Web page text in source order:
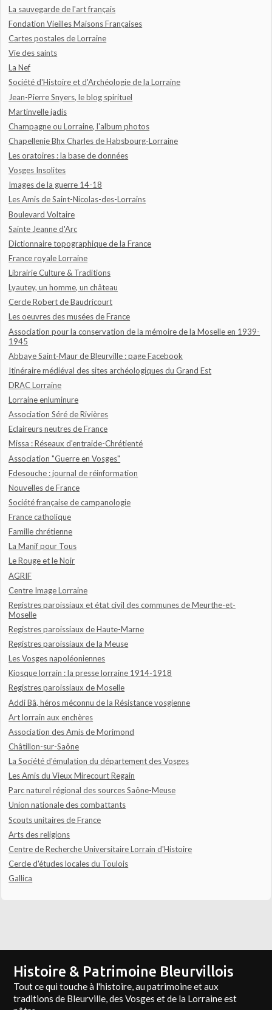
La sauvegarde de l'art français
Fondation Vieilles Maisons Françaises
Cartes postales de Lorraine
Vie des saints
La Nef
Société d'Histoire et d'Archéologie de la Lorraine
Jean-Pierre Snyers, le blog spirituel
Martinvelle jadis
Champagne ou Lorraine, l'album photos
Chapellenie Bhx Charles de Habsbourg-Lorraine
Les oratoires : la base de données
Vosges Insolites
Images de la guerre 14-18
Les Amis de Saint-Nicolas-des-Lorrains
Boulevard Voltaire
Sainte Jeanne d'Arc
Dictionnaire topographique de la France
France royale Lorraine
Librairie Culture & Traditions
Lyautey, un homme, un château
Cercle Robert de Baudricourt
Les oeuvres des musées de France
Association pour la conservation de la mémoire de la Moselle en 1939-
1945
Abbaye Saint-Maur de Bleurville : page Facebook
Itinéraire médiéval des sites archéologiques du Grand Est
DRAC Lorraine
Lorraine enluminure
Association Séré de Rivières
Eclaireurs neutres de France
Missa : Réseaux d'entraide-Chrétienté
Association "Guerre en Vosges"
Fdesouche : journal de réinformation
Nouvelles de France
Société française de campanologie
France catholique
Famille chrétienne
La Manif pour Tous
Le Rouge et le Noir
AGRIF
Centre Image Lorraine
Registres paroissiaux et état civil des communes de Meurthe-et-
Moselle
Registres paroissiaux de Haute-Marne
Registres paroissiaux de la Meuse
Les Vosges napoléoniennes
Kiosque lorrain : la presse lorraine 1914-1918
Registres paroissiaux de Moselle
Addi Bâ, héros méconnu de la Résistance vosgienne
Art lorrain aux enchères
Association des Amis de Morimond
Châtillon-sur-Saône
La Société d'émulation du département des Vosges
Les Amis du Vieux Mirecourt Regain
Parc naturel régional des sources Saône-Meuse
Union nationale des combattants
Scouts unitaires de France
Arts des religions
Centre de Recherche Universitaire Lorrain d'Histoire
Cercle d'études locales du Toulois
Gallica
Histoire & Patrimoine Bleurvillois
Tout ce qui touche à l'histoire, au patrimoine et aux
traditions de Bleurville, des Vosges et de la Lorraine est